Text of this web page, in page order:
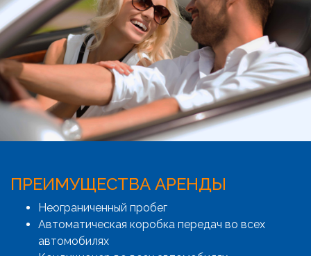
ПРЕИМУЩЕСТВА АРЕНДЫ
Неограниченный пробег
Автоматическая коробка передач во всех
автомобилях